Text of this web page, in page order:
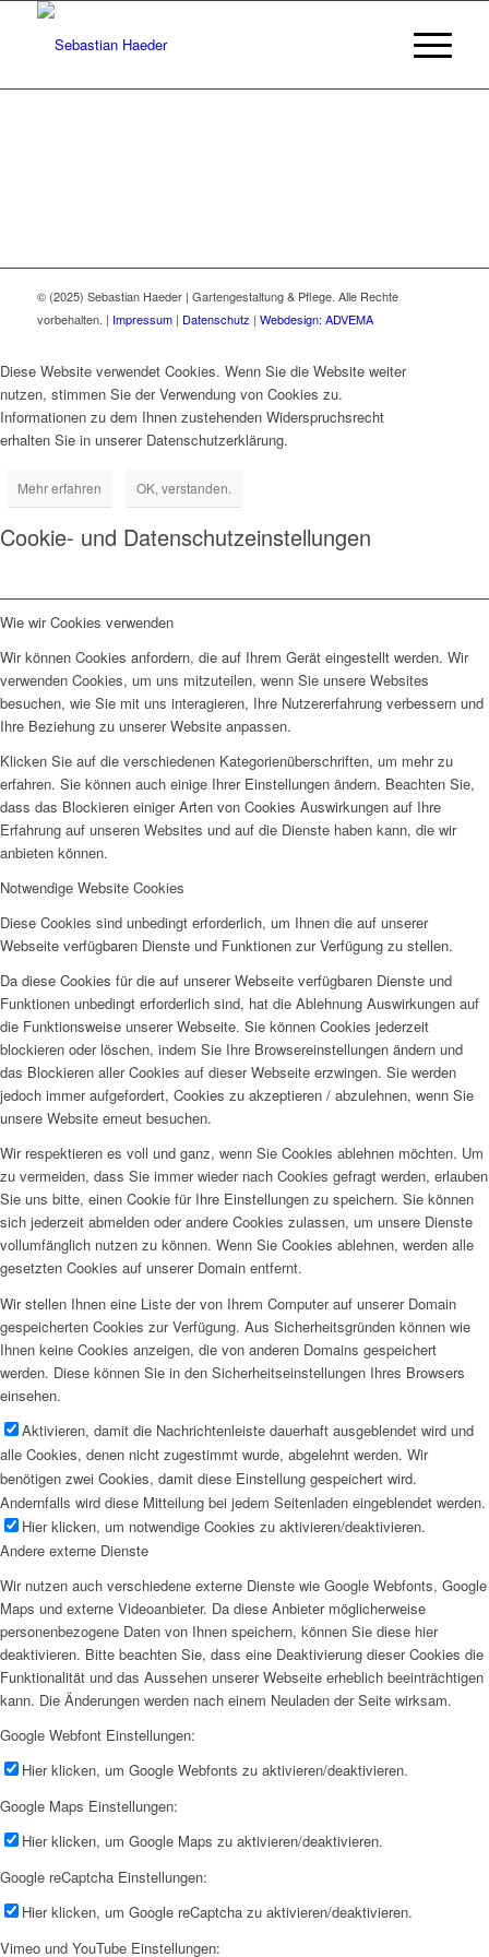
© (2025) Sebastian Haeder | Gartengestaltung & Pflege. Alle Rechte
vorbehalten. | Impressum| Datenschutz | Webdesign: ADVEMA
Diese Website verwendet Cookies. Wenn Sie die Website weiter
nutzen, stimmen Sie der Verwendung von Cookies zu.
Informationen zu dem Ihnen zustehenden Widerspruchsrecht
erhalten Sie in unserer Datenschutzerklärung.
Mehr erfahren OK, verstanden.
Cookie- und Datenschutzeinstellungen
Wie wir Cookies verwenden
Wir können Cookies anfordern, die auf Ihrem Gerät eingestellt werden. Wir
verwenden Cookies, um uns mitzuteilen, wenn Sie unsere Websites
besuchen, wie Sie mit uns interagieren, Ihre Nutzererfahrung verbessern und
Ihre Beziehung zu unserer Website anpassen.
Klicken Sie auf die verschiedenen Kategorienüberschriften, um mehr zu
erfahren. Sie können auch einige Ihrer Einstellungen ändern. Beachten Sie,
dass das Blockieren einiger Arten von Cookies Auswirkungen auf Ihre
Erfahrung auf unseren Websites und auf die Dienste haben kann, die wir
anbieten können.
Notwendige Website Cookies
Diese Cookies sind unbedingt erforderlich, um Ihnen die auf unserer
Webseite verfügbaren Dienste und Funktionen zur Verfügung zu stellen.
Da diese Cookies für die auf unserer Webseite verfügbaren Dienste und
Funktionen unbedingt erforderlich sind, hat die Ablehnung Auswirkungen auf
die Funktionsweise unserer Webseite. Sie können Cookies jederzeit
blockieren oder löschen, indem Sie Ihre Browsereinstellungen ändern und
das Blockieren aller Cookies auf dieser Webseite erzwingen. Sie werden
jedoch immer aufgefordert, Cookies zu akzeptieren / abzulehnen, wenn Sie
unsere Website erneut besuchen.
Wir respektieren es voll und ganz, wenn Sie Cookies ablehnen möchten. Um
zu vermeiden, dass Sie immer wieder nach Cookies gefragt werden, erlauben
Sie uns bitte, einen Cookie für Ihre Einstellungen zu speichern. Sie können
sich jederzeit abmelden oder andere Cookies zulassen, um unsere Dienste
vollumfänglich nutzen zu können. Wenn Sie Cookies ablehnen, werden alle
gesetzten Cookies auf unserer Domain entfernt.
Wir stellen Ihnen eine Liste der von Ihrem Computer auf unserer Domain
gespeicherten Cookies zur Verfügung. Aus Sicherheitsgründen können wie
Ihnen keine Cookies anzeigen, die von anderen Domains gespeichert
werden. Diese können Sie in den Sicherheitseinstellungen Ihres Browsers
einsehen.
Aktivieren, damit die Nachrichtenleiste dauerhaft ausgeblendet wird und
alle Cookies, denen nicht zugestimmt wurde, abgelehnt werden. Wir
benötigen zwei Cookies, damit diese Einstellung gespeichert wird.
Andernfalls wird diese Mitteilung bei jedem Seitenladen eingeblendet werden.
Hier klicken, um notwendige Cookies zu aktivieren/deaktivieren.
Andere externe Dienste
Wir nutzen auch verschiedene externe Dienste wie Google Webfonts, Google
Maps und externe Videoanbieter. Da diese Anbieter möglicherweise
personenbezogene Daten von Ihnen speichern, können Sie diese hier
deaktivieren. Bitte beachten Sie, dass eine Deaktivierung dieser Cookies die
Funktionalität und das Aussehen unserer Webseite erheblich beeinträchtigen
kann. Die Änderungen werden nach einem Neuladen der Seite wirksam.
Google Webfont Einstellungen:
Hier klicken, um Google Webfonts zu aktivieren/deaktivieren.
Google Maps Einstellungen:
Hier klicken, um Google Maps zu aktivieren/deaktivieren.
Google reCaptcha Einstellungen:
Hier klicken, um Google reCaptcha zu aktivieren/deaktivieren.
Vimeo und YouTube Einstellungen: